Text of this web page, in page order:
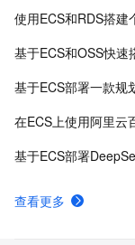
使用ECS和RDS搭建
基于ECS和OSS快速
基于ECS部署一款规
在ECS上使用阿里云
基于ECS部署
查看更多